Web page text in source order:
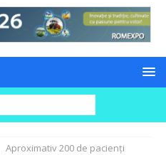
Aproximativ 200 de pacienți